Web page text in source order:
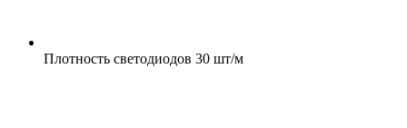
Плотность светодиодов 30 шт/м